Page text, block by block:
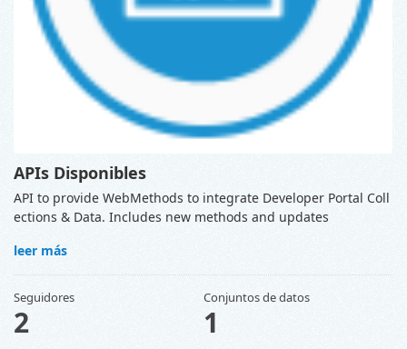
APIs Disponibles
API to provide WebMethods to integrate Developer Portal Coll
ections & Data. Includes new methods and updates
leer más
Seguidores
2
Conjuntos de datos
1